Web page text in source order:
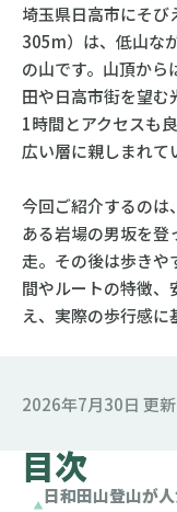
埼玉県日高市にそび
305m）は、低山な
の山です。山頂から
田や日高市街を望む
1時間とアクセスも
広い層に親しまれて
今回ご紹介するのは
ある岩場の男坂を登
走。その後は歩きや
間やルートの特徴、
え、実際の歩行感に
2026年7月30日 更新
目次
日和田山登山が